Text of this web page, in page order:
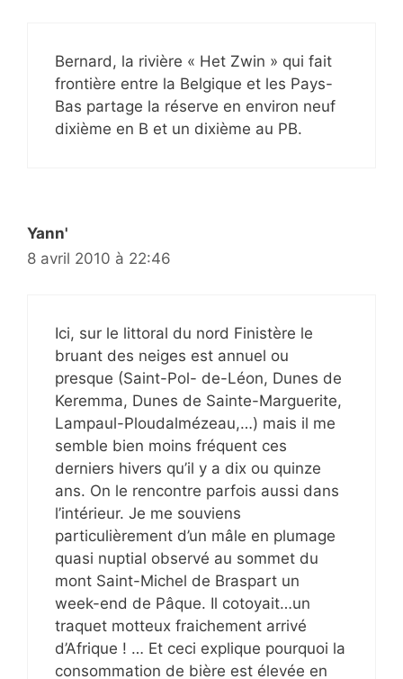
Bernard, la rivière « Het Zwin » qui fait
frontière entre la Belgique et les Pays-
Bas partage la réserve en environ neuf
dixième en B et un dixième au PB.
Yann'
8 avril 2010 à 22:46
Ici, sur le littoral du nord Finistère le
bruant des neiges est annuel ou
presque (Saint-Pol- de-Léon, Dunes de
Keremma, Dunes de Sainte-Marguerite,
Lampaul-Ploudalmézeau,…) mais il me
semble bien moins fréquent ces
derniers hivers qu’il y a dix ou quinze
ans. On le rencontre parfois aussi dans
l’intérieur. Je me souviens
particulièrement d’un mâle en plumage
quasi nuptial observé au sommet du
mont Saint-Michel de Braspart un
week-end de Pâque. Il cotoyait…un
traquet motteux fraichement arrivé
d’Afrique ! … Et ceci explique pourquoi la
consommation de bière est élevée en